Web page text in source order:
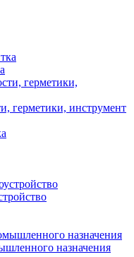
герметики, инструмент
назначения